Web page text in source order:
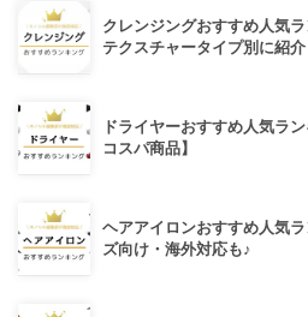
クレンジングおすすめ人気
テクスチャータイプ別に紹介
ドライヤーおすすめ人気ラ
コスパ商品】
ヘアアイロンおすすめ人気
ズ向け・海外対応も♪